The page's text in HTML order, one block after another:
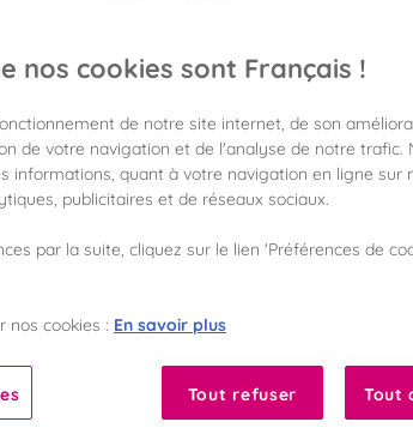
Vérifier la
Frais de port
dès 50€ d'achat
Gagnez 33 points
nos cookies sont Français !
de notre site internet, de son
de votre navigation et de l'analyse de notre trafic.
informations, quant à votre navigation en ligne sur
publicitaires et de réseaux sociaux.
par la suite, cliquez sur le lien 'Préférences de
nos cookies : En savoir plus
Tout refuser Tout